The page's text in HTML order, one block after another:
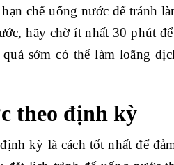
chế uống nước để tránh
hãy chờ ít nhất 30 phút
sớm có thể làm loãng
theo định kỳ
kỳ là cách tốt nhất để